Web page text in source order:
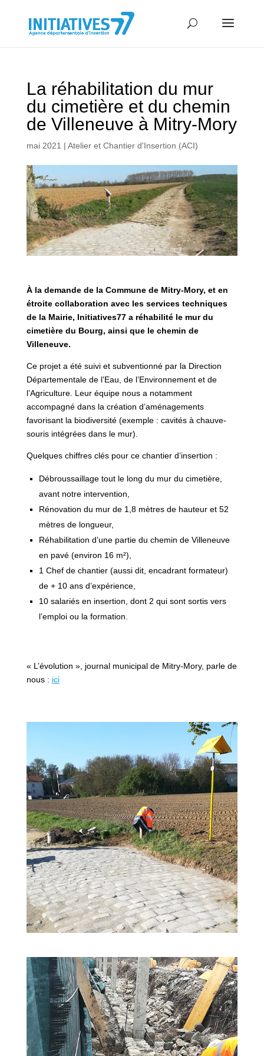
La réhabilitation du mur
du cimetière et du chemin
de Villeneuve à Mitry-Mory
mai 2021 | Atelier et Chantier d'Insertion (ACI)
À la demande de la Commune de Mitry-Mory, et en
étroite collaboration avec les services techniques
de la Mairie, Initiatives77 a réhabilité le mur du
cimetière du Bourg, ainsi que le chemin de
Villeneuve.
Ce projet a été suivi et subventionné par la Direction
Départementale de l’Eau, de l’Environnement et de
l’Agriculture. Leur équipe nous a notamment
accompagné dans la création d’aménagements
favorisant la biodiversité (exemple : cavités à chauve-
souris intégrées dans le mur).
Quelques chiffres clés pour ce chantier d’insertion :
Débroussaillage tout le long du mur du cimetière,
avant notre intervention,
Rénovation du mur de 1,8 mètres de hauteur et 52
mètres de longueur,
Réhabilitation d’une partie du chemin de Villeneuve
en pavé (environ 16 m²),
1 Chef de chantier (aussi dit, encadrant formateur)
de + 10 ans d’expérience,
10 salariés en insertion, dont 2 qui sont sortis vers
l’emploi ou la formation.
« L’évolution », journal municipal de Mitry-Mory, parle de
nous : ici